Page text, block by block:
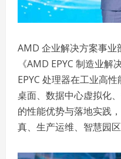
AMD 企业解决方案事
《AMD EPYC 制造业
EPYC 处理器在工业高
桌面、数据中心虚拟化
的性能优势与落地实践
真、生产运维、智慧园